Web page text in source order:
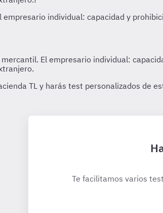
Te facilitamos varios